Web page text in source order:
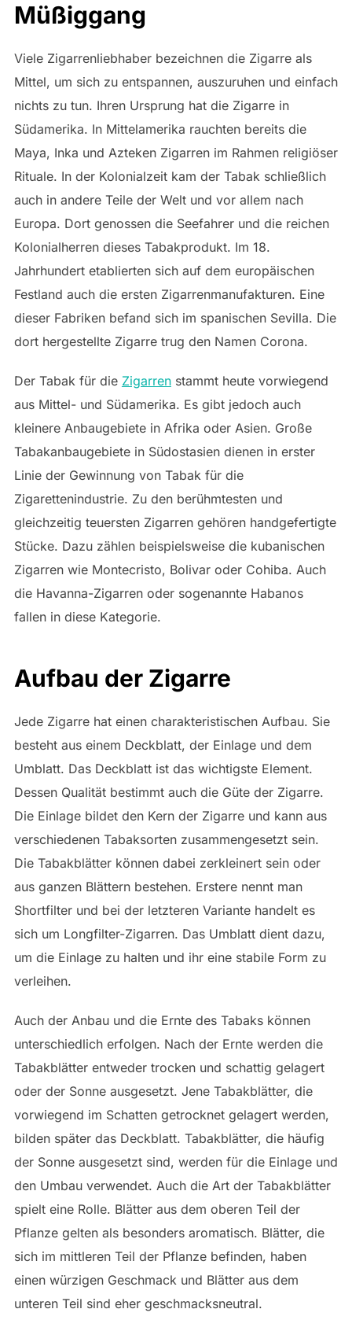
Müßiggang
Viele Zigarrenliebhaber bezeichnen die Zigarre als
Mittel, um sich zu entspannen, auszuruhen und einfach
nichts zu tun. Ihren Ursprung hat die Zigarre in
Südamerika. In Mittelamerika rauchten bereits die
Maya, Inka und Azteken Zigarren im Rahmen religiöser
Rituale. In der Kolonialzeit kam der Tabak schließlich
auch in andere Teile der Welt und vor allem nach
Europa. Dort genossen die Seefahrer und die reichen
Kolonialherren dieses Tabakprodukt. Im 18.
Jahrhundert etablierten sich auf dem europäischen
Festland auch die ersten Zigarrenmanufakturen. Eine
dieser Fabriken befand sich im spanischen Sevilla. Die
dort hergestellte Zigarre trug den Namen Corona.
Der Tabak für die Zigarrenstammt heute vorwiegend
aus Mittel- und Südamerika. Es gibt jedoch auch
kleinere Anbaugebiete in Afrika oder Asien. Große
Tabakanbaugebiete in Südostasien dienen in erster
Linie der Gewinnung von Tabak für die
Zigarettenindustrie. Zu den berühmtesten und
gleichzeitig teuersten Zigarren gehören handgefertigte
Stücke. Dazu zählen beispielsweise die kubanischen
Zigarren wie Montecristo, Bolivar oder Cohiba. Auch
die Havanna-Zigarren oder sogenannte Habanos
fallen in diese Kategorie.
Aufbau der Zigarre
Jede Zigarre hat einen charakteristischen Aufbau. Sie
besteht aus einem Deckblatt, der Einlage und dem
Umblatt. Das Deckblatt ist das wichtigste Element.
Dessen Qualität bestimmt auch die Güte der Zigarre.
Die Einlage bildet den Kern der Zigarre und kann aus
verschiedenen Tabaksorten zusammengesetzt sein.
Die Tabakblätter können dabei zerkleinert sein oder
aus ganzen Blättern bestehen. Erstere nennt man
Shortfilter und bei der letzteren Variante handelt es
sich um Longfilter-Zigarren. Das Umblatt dient dazu,
um die Einlage zu halten und ihr eine stabile Form zu
verleihen.
Auch der Anbau und die Ernte des Tabaks können
unterschiedlich erfolgen. Nach der Ernte werden die
Tabakblätter entweder trocken und schattig gelagert
oder der Sonne ausgesetzt. Jene Tabakblätter, die
vorwiegend im Schatten getrocknet gelagert werden,
bilden später das Deckblatt. Tabakblätter, die häufig
der Sonne ausgesetzt sind, werden für die Einlage und
den Umbau verwendet. Auch die Art der Tabakblätter
spielt eine Rolle. Blätter aus dem oberen Teil der
Pflanze gelten als besonders aromatisch. Blätter, die
sich im mittleren Teil der Pflanze befinden, haben
einen würzigen Geschmack und Blätter aus dem
unteren Teil sind eher geschmacksneutral.